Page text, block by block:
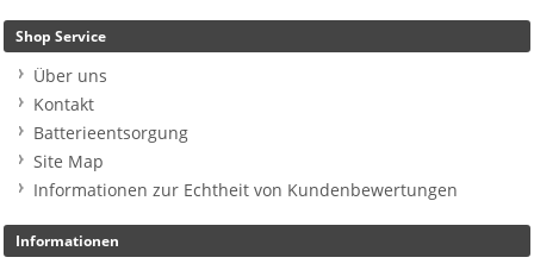
Shop Service
Über uns
Kontakt
Batterieentsorgung
Site Map
Informationen zur Echtheit von Kundenbewertungen
Informationen